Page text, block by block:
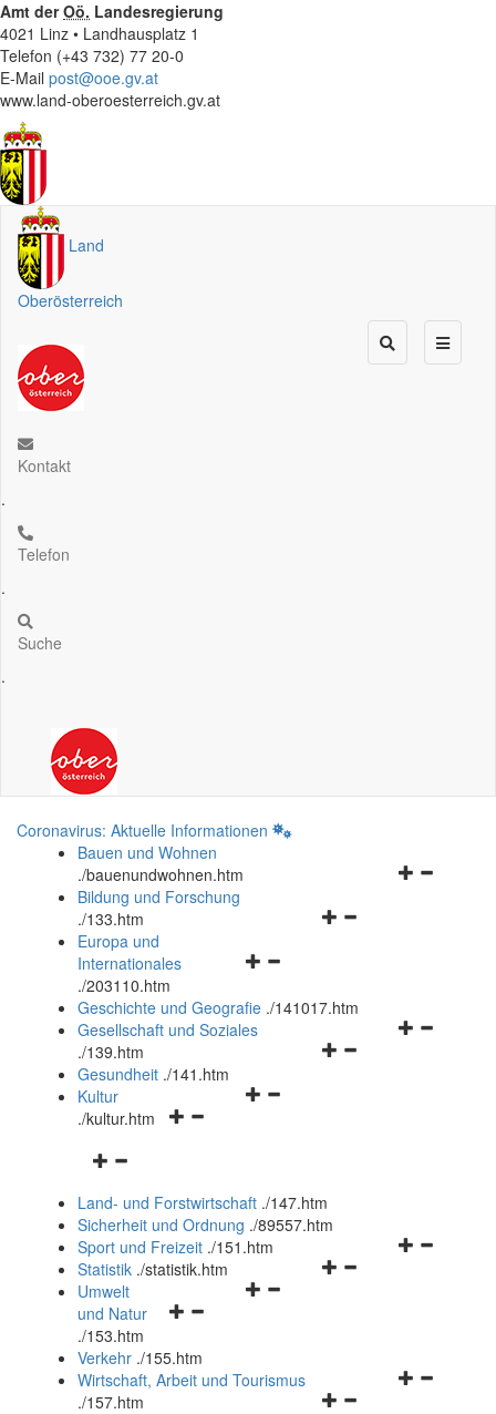
Amt derOö. Landesregierung
4021 Linz • Landhausplatz 1
Telefon (+43 732) 77 20-0
E-Mail post@ooe.gv.at
www.land-oberoesterreich.gv.at
Land
Oberösterreich
Kontakt
.
Telefon
.
Suche
.
Coronavirus: Aktuelle Informationen
Bauen und Wohnen
./bauenundwohnen.htm
Navigationsmenü
Bildung und Forschung
./133.htm
Navigationsmenü
und
schließen
Europa und
Internationales
./203110.htm
Geschichte und Geografie ./141017.htm
Navigationsmenü
Gesellschaft und Soziales
./139.htm
Navigationsmenü
Gesundheit ./141.htm
Navigationsmenü
Kultur
./kultur.htm
Navigationsmenü
und
schließen
Land- und Forstwirtschaft ./147.htm
Sicherheit und Ordnung ./89557.htm
Navigationsmenü
Sport und Freizeit ./151.htm
Navigationsmenü
Statistik ./statistik.htm
Navigationsmenü
und
schließen
Umwelt
und Natur
./153.htm
Verkehr ./155.htm
Navigationsmenü
Wirtschaft, Arbeit und Tourismus
./157.htm